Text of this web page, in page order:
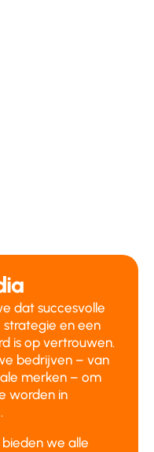
dat succesvolle
strategie en een
is op vertrouwen.
bedrijven – van
merken – om
worden in
we alle